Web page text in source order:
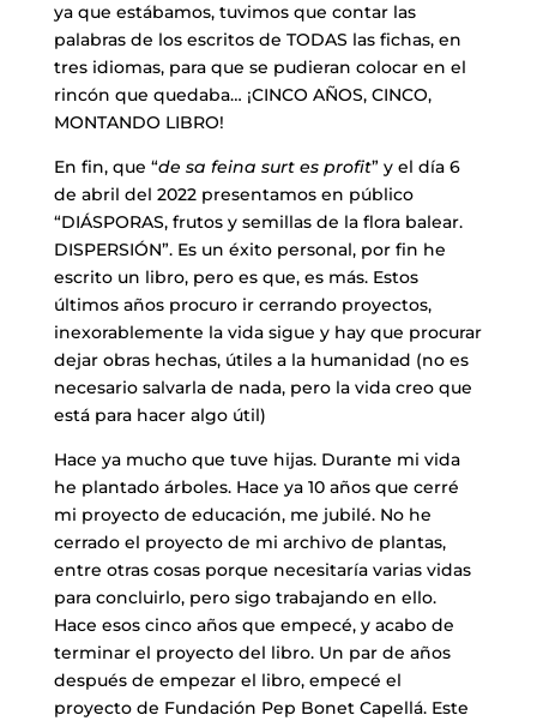
ya que estábamos, tuvimos que contar las
palabras de los escritos de TODAS las fichas, en
tres idiomas, para que se pudieran colocar en el
rincón que quedaba… ¡CINCO AÑOS, CINCO,
MONTANDO LIBRO!
En fin, que “de sa feina surt es profit” y el día 6
de abril del 2022 presentamos en público
“DIÁSPORAS, frutos y semillas de la flora balear.
DISPERSIÓN”. Es un éxito personal, por fin he
escrito un libro, pero es que, es más. Estos
últimos años procuro ir cerrando proyectos,
inexorablemente la vida sigue y hay que procurar
dejar obras hechas, útiles a la humanidad (no es
necesario salvarla de nada, pero la vida creo que
está para hacer algo útil)
Hace ya mucho que tuve hijas. Durante mi vida
he plantado árboles. Hace ya 10 años que cerré
mi proyecto de educación, me jubilé. No he
cerrado el proyecto de mi archivo de plantas,
entre otras cosas porque necesitaría varias vidas
para concluirlo, pero sigo trabajando en ello.
Hace esos cinco años que empecé, y acabo de
terminar el proyecto del libro. Un par de años
después de empezar el libro, empecé el
proyecto de Fundación Pep Bonet Capellá. Este